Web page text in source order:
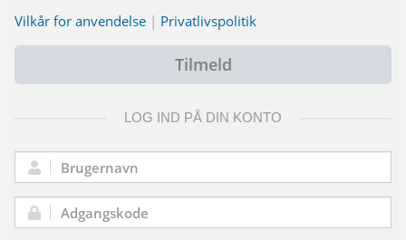
Vilkår for anvendelse | Privatlivspolitik
Tilmeld
LOG IND PÅ DIN KONTO
Brugernavn:
Adgangskode: